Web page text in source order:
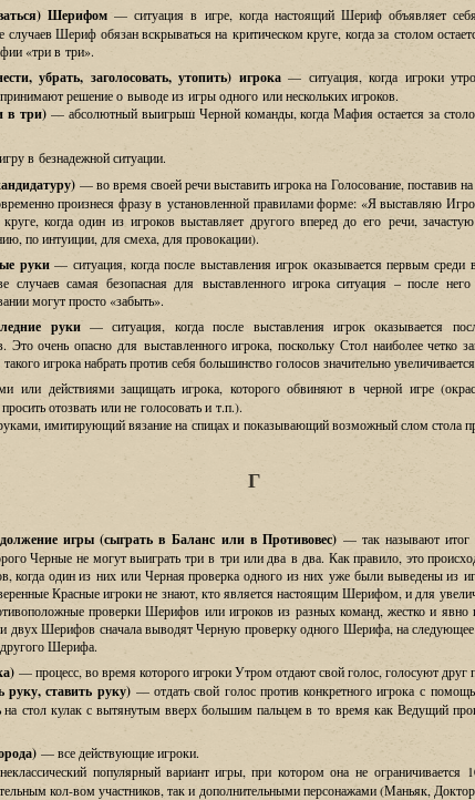
Шерифом — ситуация в игре,когда настоящий Шериф объявляет
случаев Шериф обязан вскрываться на критическом круге, когда за столом
«три в три».
убрать, заголосовать, утопить) игрока — ситуация, когда игроки
решение о выводе из игры одного или нескольких игроков.
в три)—абсолютный выигрыш Черной команды,когда Мафия остается за
в безнадежной ситуации.
)—во время своей речи выставить игрока на Голосование,поставив
произнеся фразу в установленной правилами форме: «Я выставляю
,когда один из игроков выставляет другого вперед до его речи,
, по интуиции, для смеха, для провокации).
руки— ситуация, когда после выставления игрок оказывается первым среди
случаев самая безопасная для выставленного игрока ситуация –после
могут просто«забыть».
руки —ситуация, когда после выставления игрок оказывается
. Это очень опасно для выставленного игрока,поскольку Стол наиболее четко
игрока набрать против себя большинство голосов значительно увеличивается
или действиями защищать игрока, которого обвиняют в черной игре (
просить отозвать или не голосовать и т.п.).
, имитирующий вязание на спицах и показывающий возможный слом стола
Г
игры (сыграть в Баланс или в Противовес) —так называют
Черные не могут выиграть три в три или два в два. Как правило, это
,когда один из них или Черная проверка одного из них уже были выведены из
Красные игроки не знают, кто является настоящим Шерифом, и для
проверки Шерифов или игроков из разных команд, жестко и явно
двух Шерифов сначала выводят Черную проверку одного Шерифа,на
Шерифа.
)—процесс, во время которого игроки Утром отдают свой голос, голосуют друг
руку, ставить руку)—отдать свой голос против конкретного игрока с
на стол кулак с вытянутым вверх большим пальцем в то время как Ведущий
)—все действующие игроки.
неклассический популярный вариант игры,при котором она не ограничивается
кол-вом участников, так и дополнительными персонажами(Маньяк, Доктор